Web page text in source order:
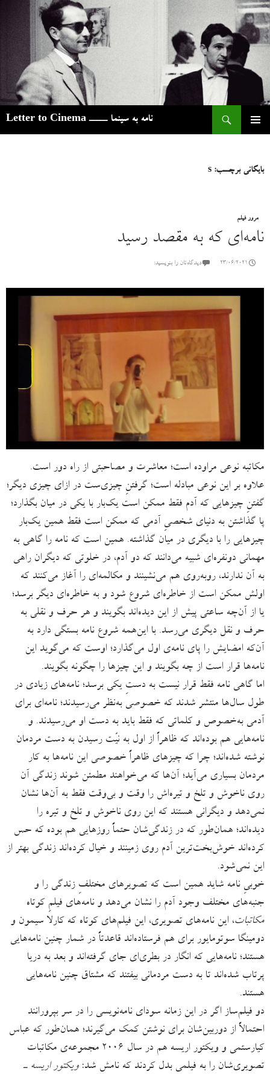
نامه به سینما ـــــ Letter to Cinema
بایگانی برچسب: s
مرور فیلم
نامه‌ای که به مقصد رسید
23/06/2021 دیدگاه‌تان را بنویسید:
مکاتبه نوعی مراوده است؛ معاشرت و مصاحبتی از راه دور است.
علاوه بر این نوعی مبادله است؛ گرفتنِ چیزی‌ست در ازای چیزی دیگر؛
گفتنِ چیزهایی‌ که آدم فقط ممکن است یک‌بار با یکی در میان بگذارد؛
پا گذاشتن به دنیای شخصیِ آدمی‌ که ممکن است فقط همین یک‌‌بار
چیزهایی را با دیگری در میان گذاشته. همین است که نامه را گاهی به
مهمانی دونفره‌ای شبیه می‌دانند که دو آدم، در خلوتی که دیگران راهی
به آن ندارند، روبه‌روی هم می‌نشینند و مکالمه‌ای را آغاز می‌کنند که
اولش ممکن است از خاطره‌ای شروع شود و به خاطره‌ای دیگر برسد؛
یا از آن‌چه ساعتی پیش از این دیده‌اند بگویند و هر حرف و نقلی به
حرف و نقل دیگری می‌رسد. با این‌همه شروع نامه بستگی دارد به
آن‌که امضایش را پای نامه‌ی اول می‌گذارد؛ اوست که می‌گوید این
نامه‌ها قرار است از چه بگویند و این‌ چیزها را چگونه بگویند.
اما گاهی نامه فقط قرار نیست به دستِ یکی برسد؛ نامه‌های زیادی در
طول سال‌ها منتشر شدند که خصوصی به‌نظر می‌رسیدند؛ نامه‌ای برای
آدمی به‌خصوص و کلماتی که فقط باید به دست او می‌رسیدند. و
نامه‌هایی هم بوده‌اند که ظاهراً از اول به نیّت رسیدن به دست مردمان
نوشته‌ شده‌اند؛ چرا که چیزهای ظاهراً خصوصی این نامه‌ها به کار
مردمان بسیاری می‌آید؛ آن‌ها که می‌خواهند مطمئن شوند زندگی آن
روی ناخوش و تلخ و تیره‌اش را وقت و بی‌وقت فقط به آن‌ها نشان
نمی‌دهد و دیگرانی هستند که این روی ناخوش و تلخ و تیره را
دیده‌اند؛ همان‌طور که در زندگی‌شان حتماً روزهایی هم بوده که حس
کرده‌اند خوش‌بخت‌ترین آدم روی زمینند و خیال کرده‌اند زندگی بهتر از
این نمی‌شود.
خوبیِ نامه شاید همین است که تصویرهای مختلفِ زندگی را و
جنبه‌های مختلف وجود آدم را نشان می‌دهد و نامه‌های فیلمِ کوتاه
مکاتبات، این نامه‌های تصویری، این فیلم‌های کوتاه که کارلا سیمون و
دومینگا سوتومایور برای هم فرستاده‌اند قاعدتاً در شمار چنین نامه‌هایی
هستند؛ نامه‌هایی که انگار در بطری‌ای جای گرفته‌اند و بعد به دریا
پرتاب شده‌اند تا به دست مردمانی بیفتند که مشتاق چنین نامه‌هایی
هستند.
دو فیلم‌ساز اگر در این زمانه سودای نامه‌نویسی را در سر بپرورانند
احتمالاً از دوربین‌شان برای نوشتن کمک می‌گیرند؛ همان‌طور که عباس
کیارستمی و ویکتور اریسه هم در سال ۲۰۰۶ مجموعه‌ی مکاتبات
تصویری‌شان را به فیلمی بدل کردند که نامش شد:ویکتور اریسه ـ